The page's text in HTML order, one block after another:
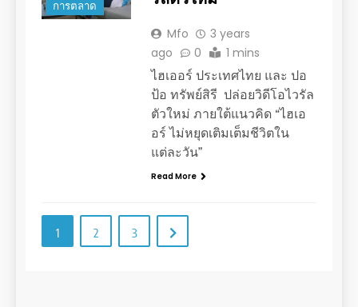
การตลาด
Mfo
3 years
ago
0 1 mins
ไฮเออร์ ประเทศไทย และ ปอ
ป้อ ทรัพย์สิรี ปล่อยวิดีโอไวรัล
ตัวใหม่ ภายใต้แนวคิด “ไฮเอ
อร์ ไม่หยุดเติมเต็มชีวิตใน
แต่ละวัน”
Read More
1 2 3